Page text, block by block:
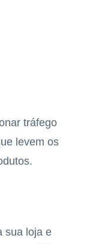
tráfego
levem os
sua loja e